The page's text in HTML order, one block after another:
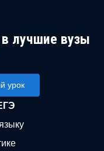
лучшие вузы
урок